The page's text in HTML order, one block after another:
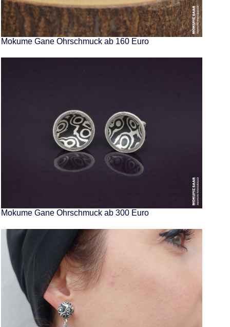
Mokume Gane Ohrschmuck ab 160 Euro
Mokume Gane Ohrschmuck ab 300 Euro